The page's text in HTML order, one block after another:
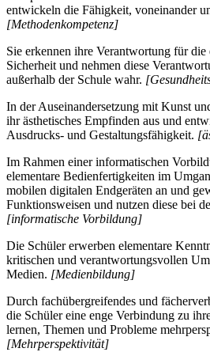
entwickeln die Fähigkeit, voneinander
[Methodenkompetenz]
Sie erkennen ihre Verantwortung für die
Sicherheit und nehmen diese
außerhalb der Schule wahr.
In der Auseinandersetzung mit Kunst
ihr ästhetisches Empfinden aus und
Ausdrucks- und Gestaltungsfähigkeit.
Im Rahmen einer informatischen
elementare Bedienfertigkeiten im
mobilen digitalen Endgeräten an und
Funktionsweisen und nutzen diese bei
[informatische Vorbildung]
Die Schüler erwerben elementare
kritischen und verantwortungsvollen
Medien. [Medienbildung]
Durch fachübergreifendes und
die Schüler eine enge Verbindung zu
lernen, Themen und Probleme
[Mehrperspektivität]